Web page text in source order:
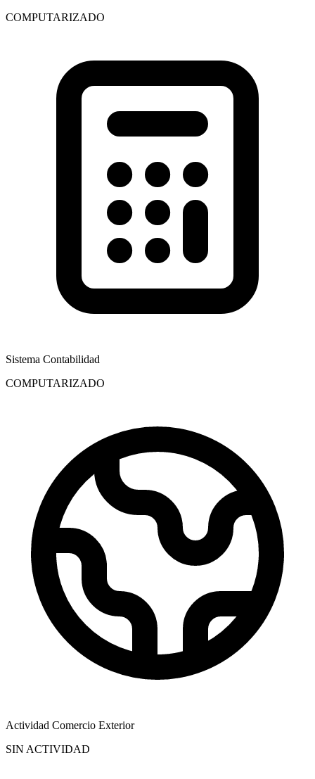
COMPUTARIZADO
Sistema Contabilidad
COMPUTARIZADO
Actividad Comercio Exterior
SIN ACTIVIDAD